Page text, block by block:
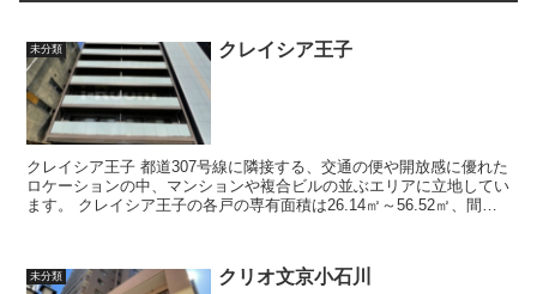
未分類 クレイシア王子
クレイシア王子 都道307号線に隣接する、交通の便や開放感に優れた
ロケーションの中、マンションや複合ビルの並ぶエリアに立地してい
ます。 クレイシア王子の各戸の専有面積は26.14㎡～56.52㎡、間取
未分類 クリオ文京小石川